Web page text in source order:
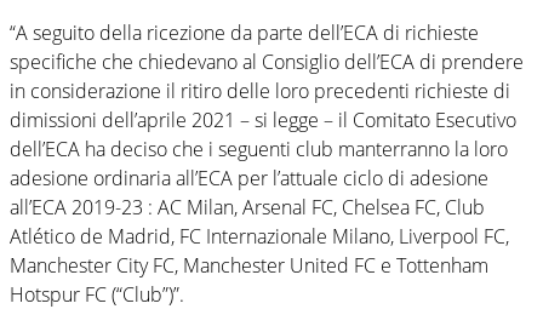
“A seguito della ricezione da parte dell’ECA di richieste
specifiche che chiedevano al Consiglio dell’ECA di prendere
in considerazione il ritiro delle loro precedenti richieste di
dimissioni dell’aprile 2021 – si legge – il Comitato Esecutivo
dell’ECA ha deciso che i seguenti club manterranno la loro
adesione ordinaria all’ECA per l’attuale ciclo di adesione
all’ECA 2019-23 : AC Milan, Arsenal FC, Chelsea FC, Club
Atlético de Madrid, FC Internazionale Milano, Liverpool FC,
Manchester City FC, Manchester United FC e Tottenham
Hotspur FC (“Club”)”.